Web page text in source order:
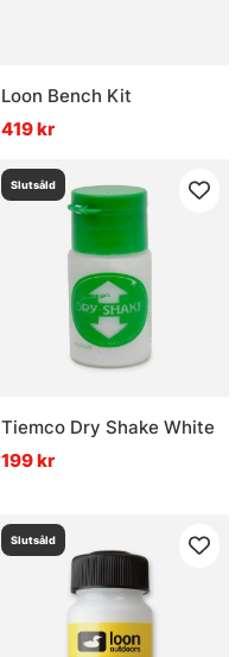
Loon Bench Kit
419 kr
Slutsåld
Tiemco Dry Shake White
199 kr
Slutsåld